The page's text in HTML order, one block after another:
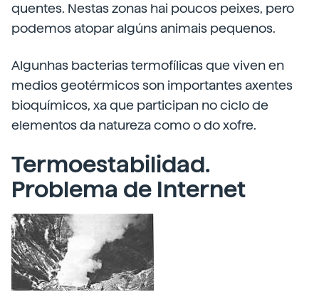
quentes. Nestas zonas hai poucos peixes, pero
podemos atopar algúns animais pequenos.
Algunhas bacterias termofílicas que viven en
medios geotérmicos son importantes axentes
bioquímicos, xa que participan no ciclo de
elementos da natureza como o do xofre.
Termoestabilidad.
Problema de Internet